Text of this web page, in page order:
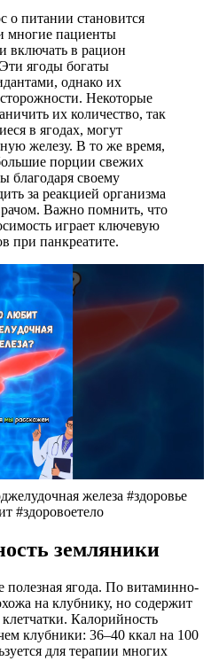
о питании становится
многие пациенты
включать в рацион
ягоды богаты
однако их
Некоторые
их количество, так
в ягодах, могут
железу. В то же время,
порции свежих
благодаря своему
за реакцией организма
Важно помнить, что
играет ключевую
при панкреатите.
железа #здоровье
#здоровоетело
земляники
полезная ягода. По витаминно-
на клубнику, но содержит
Калорийность
клубники: 36–40 ккал на 100
для терапии многих